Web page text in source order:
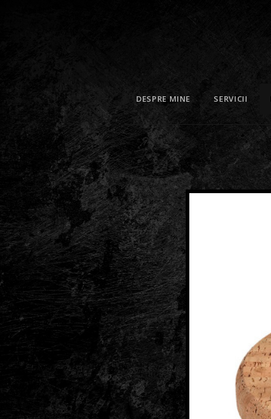
DESPRE MINE SERVICII